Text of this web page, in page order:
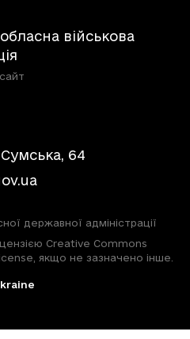
військова
64
державної адміністрації
Creative Commons
якщо не зазначено інше.